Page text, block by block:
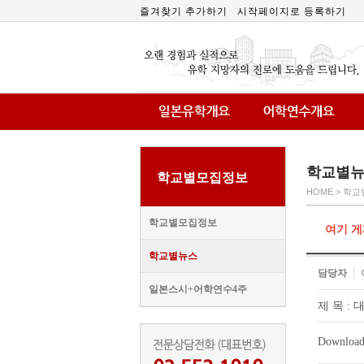
즐겨찾기 추가하기 시작페이지로 등록하기
학교별모집정보
학교별모집정보
학교별뉴스
일본스시+어학연수4주
학교별
HOME > 학
여기
담당자
제 목 :